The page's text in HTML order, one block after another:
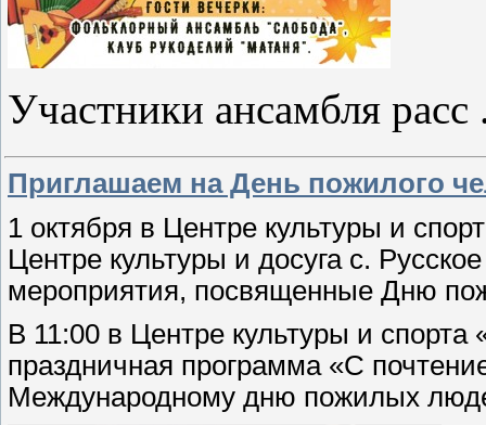
Участники ансамбля расс
Приглашаем на День пожилого
1 октября в Центре культуры и
Центре культуры и досуга с.
мероприятия, посвященные Дню
В 11:00 в Центре культуры и
праздничная программа «С
Международному дню пожилых